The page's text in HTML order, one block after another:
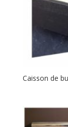
Caisson de